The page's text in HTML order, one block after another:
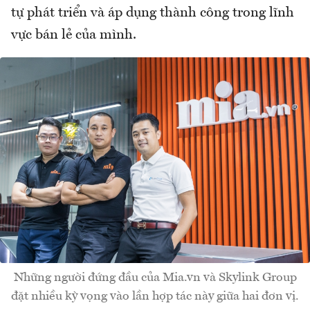
tự phát triển và áp dụng thành công trong lĩnh
vực bán lẻ của mình.
Những người đứng đầu của Mia.vn và Skylink Group
đặt nhiều kỳ vọng vào lần hợp tác này giữa hai đơn vị.